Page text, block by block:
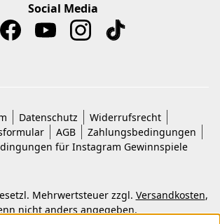
Social Media
Datenschutz
Widerrufsrecht
AGB
Zahlungsbedingungen
für Instagram Gewinnspiele
Mehrwertsteuer zzgl. Versandkosten,
nicht anders angegeben.